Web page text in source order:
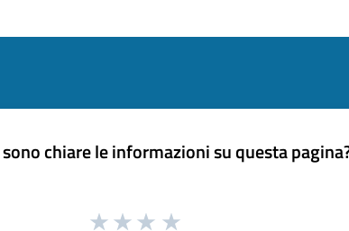
chiare le informazioni su questa